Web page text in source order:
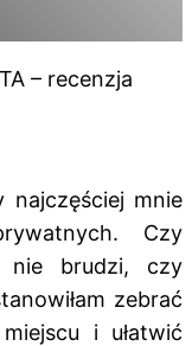
– recenzja
najczęściej mnie
Czy
nie brudzi, czy
zebrać
i ułatwić